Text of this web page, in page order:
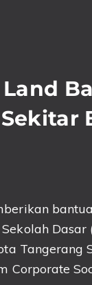
Dasar
Tangerang
Corporate